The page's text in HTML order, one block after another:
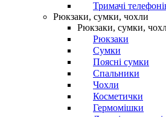
Тримачі
Рюкзаки, сумки, чохли
Рюкзаки, сумки,
Рюкзаки
Сумки
Поясні сумки
Спальники
Чохли
Косметички
Гермомішки